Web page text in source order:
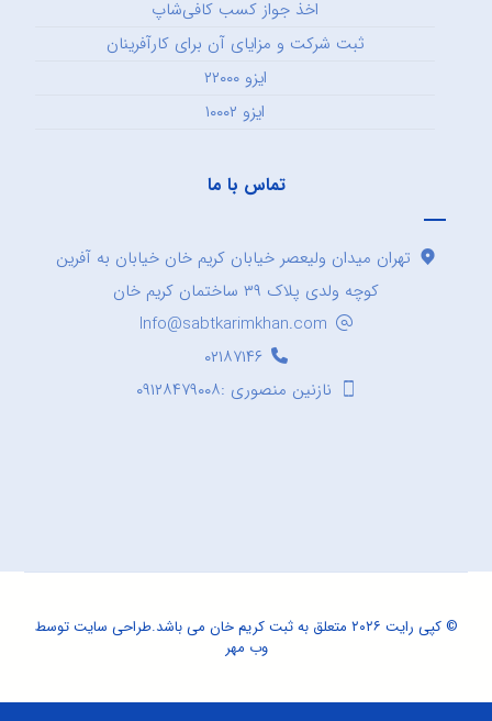
اخذ جواز کسب کافی‌شاپ
ثبت شرکت و مزایای آن برای کارآفرینان
ایزو ۲۲۰۰۰
ایزو ۱۰۰۰۲
تماس با ما
تهران میدان ولیعصر خیابان کریم خان خیابان به آفرین
کوچه ولدی پلاک ۳۹ ساختمان کریم خان
Info@sabtkarimkhan.com
۰۲۱۸۷۱۴۶
نازنین منصوری :۰۹۱۲۸۴۷۹۰۰۸
© کپی رایت ۲۰۲۶ متعلق به ثبت کریم خان می باشد. طراحی سایتتوسط
وب مهر